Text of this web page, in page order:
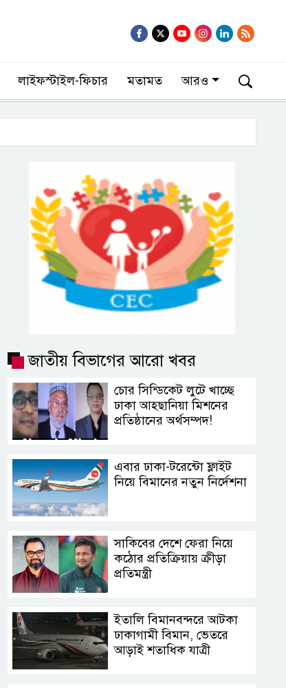
লাইফস্টাইল-ফিচার মতামত আরও
জাতীয় বিভাগের আরো খবর
চোর সিন্ডিকেট লুটে খাচ্ছে
ঢাকা আহ্ছানিয়া মিশনের
প্রতিষ্ঠানের অর্থসম্পদ!
এবার ঢাকা-টরেন্টো ফ্লাইট
নিয়ে বিমানের নতুন নির্দেশনা
সাকিবের দেশে ফেরা নিয়ে
কঠোর প্রতিক্রিয়ায় ক্রীড়া
প্রতিমন্ত্রী
ইতালি বিমানবন্দরে আটকা
ঢাকাগামী বিমান, ভেতরে
আড়াই শতাধিক যাত্রী